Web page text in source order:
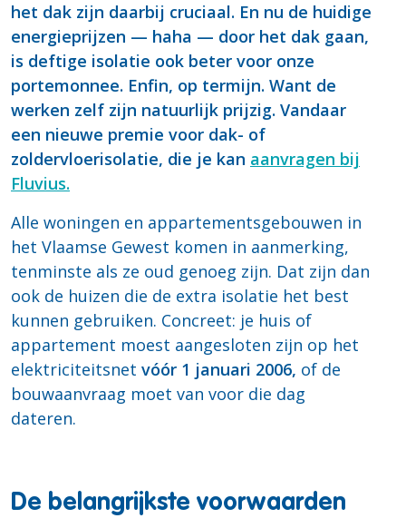
het dak zijn daarbij cruciaal. En nu de huidige
energieprijzen — haha — door het dak gaan,
is deftige isolatie ook beter voor onze
portemonnee. Enfin, op termijn. Want de
werken zelf zijn natuurlijk prijzig. Vandaar
een nieuwe premie voor dak- of
zoldervloerisolatie, die je kan aanvragen bij
Fluvius.
Alle woningen en appartementsgebouwen in
het Vlaamse Gewest komen in aanmerking,
tenminste als ze oud genoeg zijn. Dat zijn dan
ook de huizen die de extra isolatie het best
kunnen gebruiken. Concreet: je huis of
appartement moest aangesloten zijn op het
elektriciteitsnet vóór 1 januari 2006, of de
bouwaanvraag moet van voor die dag
dateren.
De belangrijkste voorwaarden